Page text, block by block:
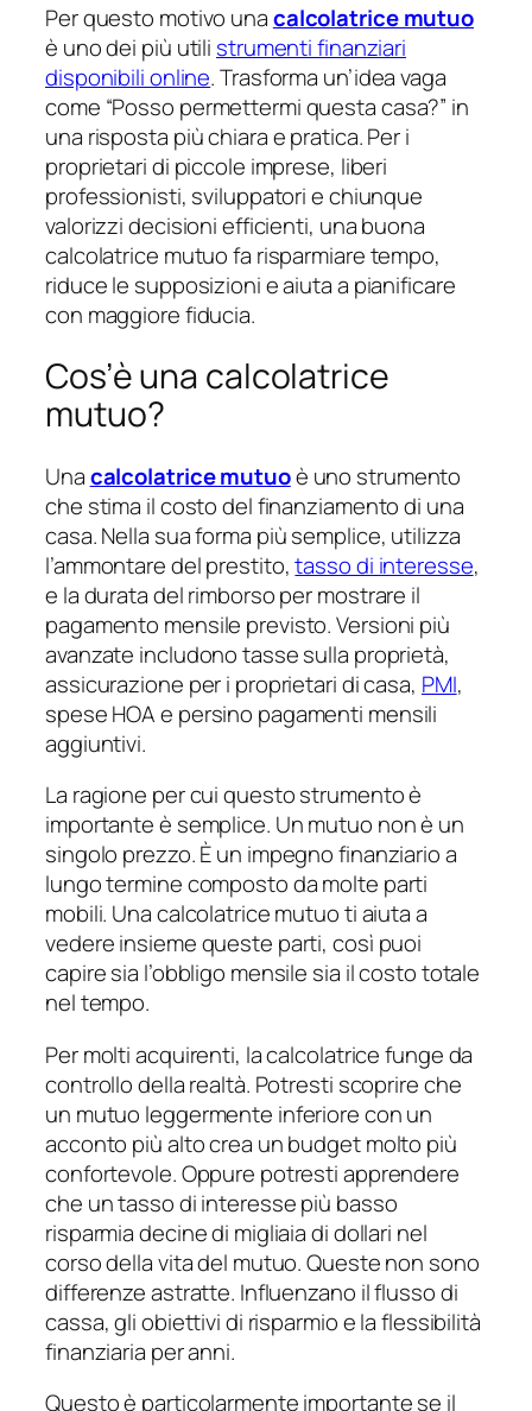
Per questo motivo unacalcolatrice mutuo
è uno dei più utili strumenti finanziari
disponibili online. Trasforma un’idea vaga
come “Posso permettermi questa casa?” in
una risposta più chiara e pratica. Per i
proprietari di piccole imprese, liberi
professionisti, sviluppatori e chiunque
valorizzi decisioni efficienti, una buona
calcolatrice mutuo fa risparmiare tempo,
riduce le supposizioni e aiuta a pianificare
con maggiore fiducia.
Cos’è una calcolatrice
mutuo?
Unacalcolatrice mutuoè uno strumento
che stima il costo del finanziamento di una
casa. Nella sua forma più semplice, utilizza
l’ammontare del prestito,tasso di interesse,
e la durata del rimborso per mostrare il
pagamento mensile previsto. Versioni più
avanzate includono tasse sulla proprietà,
assicurazione per i proprietari di casa, PMI,
spese HOA e persino pagamenti mensili
aggiuntivi.
La ragione per cui questo strumento è
importante è semplice. Un mutuo non è un
singolo prezzo. È un impegno finanziario a
lungo termine composto da molte parti
mobili. Una calcolatrice mutuo ti aiuta a
vedere insieme queste parti, così puoi
capire sia l’obbligo mensile sia il costo totale
nel tempo.
Per molti acquirenti, la calcolatrice funge da
controllo della realtà. Potresti scoprire che
un mutuo leggermente inferiore con un
acconto più alto crea un budget molto più
confortevole. Oppure potresti apprendere
che un tasso di interesse più basso
risparmia decine di migliaia di dollari nel
corso della vita del mutuo. Queste non sono
differenze astratte. Influenzano il flusso di
cassa, gli obiettivi di risparmio e la flessibilità
finanziaria per anni.
Questo è particolarmente importante se il